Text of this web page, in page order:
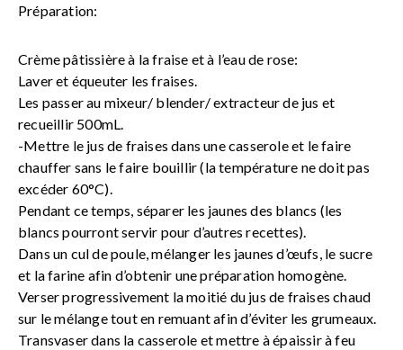
Préparation:
Crème pâtissière à la fraise et à l’eau de rose:
Laver et équeuter les fraises.
Les passer au mixeur/ blender/ extracteur de jus et
recueillir 500mL.
-Mettre le jus de fraises dans une casserole et le faire
chauffer sans le faire bouillir (la température ne doit pas
excéder 60°C).
Pendant ce temps, séparer les jaunes des blancs (les
blancs pourront servir pour d’autres recettes).
Dans un cul de poule, mélanger les jaunes d’œufs, le sucre
et la farine afin d’obtenir une préparation homogène.
Verser progressivement la moitié du jus de fraises chaud
sur le mélange tout en remuant afin d’éviter les grumeaux.
Transvaser dans la casserole et mettre à épaissir à feu